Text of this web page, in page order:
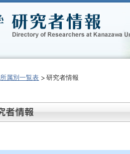
所属別一覧表 研究者情報